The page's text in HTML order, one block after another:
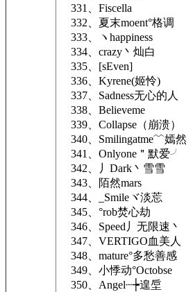
331、Fiscella
332、夏末moent°格调
333、ヽhappiness
334、crazy丶灿白
335、[sEven]
336、Kyrene(姬怜)
337、Sadness无心的人
338、Believeme
339、Collapse（崩溃）
340、Smilingatme﹌嫣然
341、Onlyone＂默爱╯
342、丿Dark丶雪雪
343、陌然mars
344、_Smileヾ淡莣
345、°rob焚心劫
346、Speed丿无限速丶
347、VERTIGO血美人
348、mature°多愁善感
349、小悸动°Octobse
350、Angel┈┾遑垕